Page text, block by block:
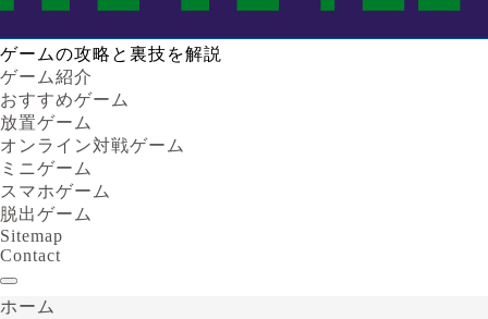
ゲームの攻略と裏技を解説
ゲーム紹介
おすすめゲーム
放置ゲーム
オンライン対戦ゲーム
ミニゲーム
スマホゲーム
脱出ゲーム
Sitemap
Contact
ホーム